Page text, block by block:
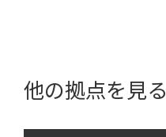
他の拠点を見る